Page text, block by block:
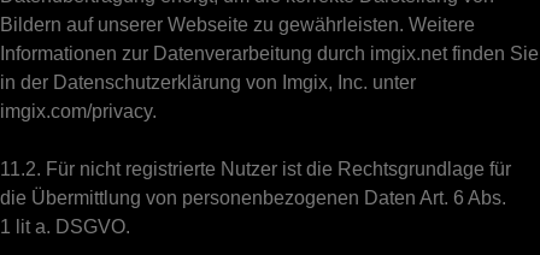
Bildern auf unserer Webseite zu gewährleisten. Weitere
Informationen zur Datenverarbeitung durch imgix.net finden Sie
in der Datenschutzerklärung von Imgix, Inc. unter
imgix.com/privacy.
11.2. Für nicht registrierte Nutzer ist die Rechtsgrundlage für
die Übermittlung von personenbezogenen Daten Art. 6 Abs.
1 lit a. DSGVO.